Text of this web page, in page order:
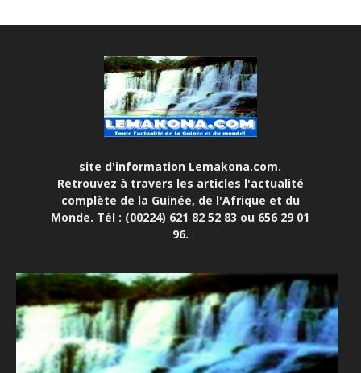
site d'information Lemakona.com.
Retrouvez à travers les articles l'actualité
complète de la Guinée, de l'Afrique et du
Monde. Tél : (00224) 621 82 52 83 ou 656 29 01
96.